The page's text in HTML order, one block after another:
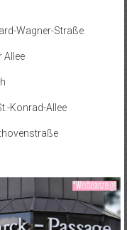
Wagner-Straße
Allee
Konrad-Allee